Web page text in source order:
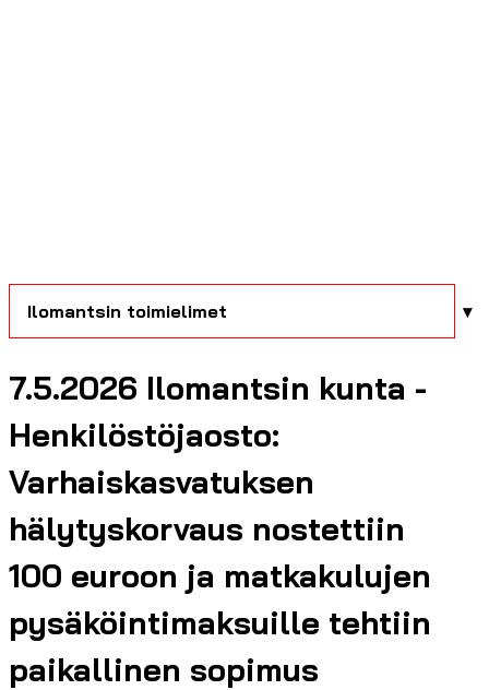
Ilomantsin toimielimet
7.5.2026 Ilomantsin kunta -
Henkilöstöjaosto:
Varhaiskasvatuksen
hälytyskorvaus nostettiin
100 euroon ja matkakulujen
pysäköintimaksuille tehtiin
paikallinen sopimus